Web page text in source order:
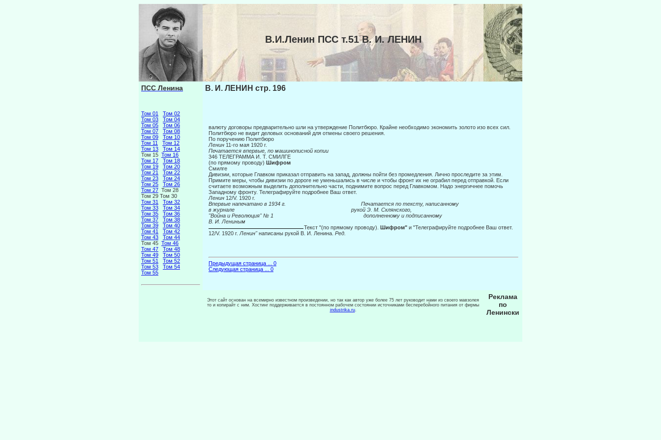
В.И.Ленин ПСС т.51 В. И. ЛЕНИН
ПСС Ленина
Том 01
Том 02
Том 03
Том 04
Том 05
Том 06
Том 07
Том 08
Том 09
Том 10
Том 11
Том 12
Том 13
Том 14
Том 15 Том 16
Том 17
Том 18
Том 19
Том 20
Том 21
Том 22
Том 23
Том 24
Том 25
Том 26
Том 27 Том 28
Том 29 Том 30
Том 31
Том 32
Том 33
Том 34
Том 35
Том 36
Том 37
Том 38
Том 39
Том 40
Том 41
Том 42
Том 43
Том 44
Том 45 Том 46
Том 47
Том 48
Том 49
Том 50
Том 51
Том 52
Том 53
Том 54
Том 55
В. И. ЛЕНИН стр. 196
валюту договоры предварительно шли на утверждение Политбюро. Крайне необходимо экономить золото изо всех сил.
Политбюро не видит деловых оснований для отмены своего решения.
По поручению Политбюро
Ленин 11-го мая 1920 г.
Печатается впервые, по машинописной копии
346 ТЕЛЕГРАММА И. Т. СМИЛГЕ
(по прямому проводу) Шифром
Смилге
Дивизии, которые Главком приказал отправить на запад, должны пойти без промед­ления. Лично проследите за этим.
Примите меры, чтобы дивизии по дороге не умень­шались в числе и чтобы фронт их не ограбил перед отправкой. Если
считаете возмож­ным выделить дополнительно части, поднимите вопрос перед Главкомом. Надо энер­гичнее помочь
Западному фронту. Телеграфируйте подробнее Ваш ответ.
Ленин 12/V. 1920 г.
Впервые напечатано в 1934 г. Печатается по тексту, написанному
в журнале рукой Э. М. Склянского,
"Война и Революция" № 1 дополненному и подписанному
В. И. Лениным
Текст "(по прямому проводу).
Шифром" и "Телеграфируйте подробнее Ваш ответ.
12/V. 1920 г. Ленин"написаны рукой В. И. Ленина. Ред.
Предыдущая страница ... 0
Следующая страница ... 0
Этот сайт основан на всемирно известном произведении, но так как автор уже более 75 лет руководит нами из своего мавзолея
то и копирайт с ним. Хостинг поддерживается в постоянном рабочем состоянии источниками бесперебойного питания от фирмы
industrika.ru.
Реклама
по
Ленински